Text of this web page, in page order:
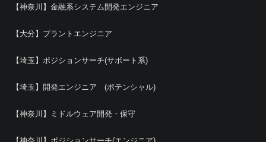
【神奈川】金融系システム開発エンジニア
【大分】プラントエンジニア
【埼玉】ポジションサーチ(サポート系)
【埼玉】開発エンジニア (ポテンシャル)
【神奈川】ミドルウェア開発・保守